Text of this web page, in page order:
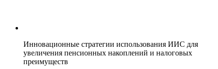
Инновационные стратегии использования ИИС для
увеличения пенсионных накоплений и налоговых
преимуществ